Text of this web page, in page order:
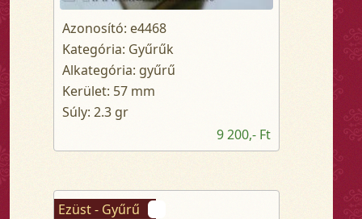
Azonosító: e4468
Kategória: Gyűrűk
Alkategória: gyűrű
Kerület: 57 mm
Súly: 2.3 gr
9 200,- Ft
Ezüst - Gyűrű